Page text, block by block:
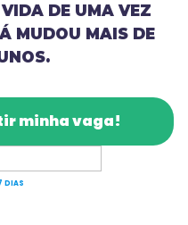
DE UMA VEZ
MUDOU MAIS DE
minha vaga!
DIAS